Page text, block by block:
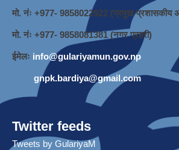
मो. नंः +977- 9858022922 (प्रमुख प्रशासकीय
मो. नंः +977- 9858081381 (नगर प्रहरी)
ईमेलः info@gulariyamun.gov.np
gnpk.bardiya@gmail.com
Twitter feeds
Tweets by GulariyaM